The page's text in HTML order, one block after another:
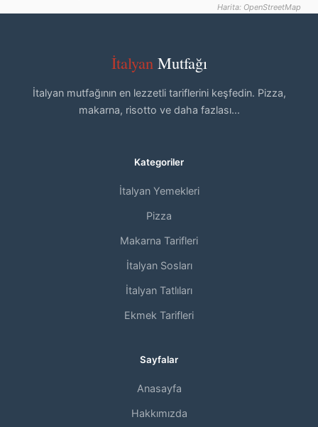
Harita: OpenStreetMap
İtalyan Mutfağı
İtalyan mutfağının en lezzetli tariflerini keşfedin. Pizza,
makarna, risotto ve daha fazlası...
Kategoriler
İtalyan Yemekleri
Pizza
Makarna Tarifleri
İtalyan Sosları
İtalyan Tatlıları
Ekmek Tarifleri
Sayfalar
Anasayfa
Hakkımızda